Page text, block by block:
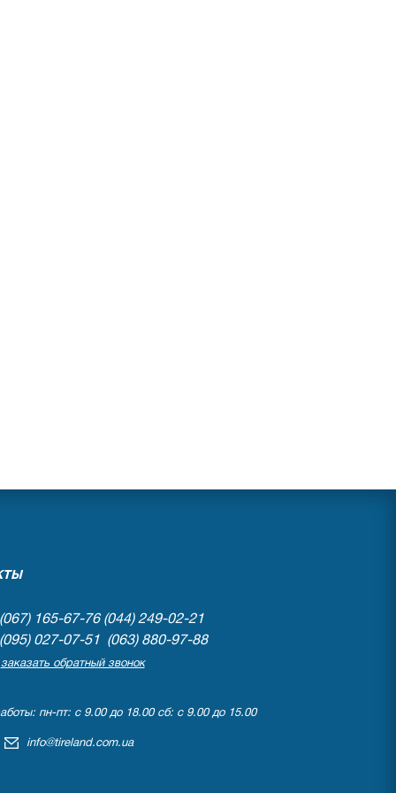
(067) 165-67-76(044) 249-02-21
(095) 027-07-51 (063) 880-97-88
заказать обратный звонок
пн-пт: с 9.00 до 18.00 сб: с 9.00 до 15.00
info@tireland.com.ua